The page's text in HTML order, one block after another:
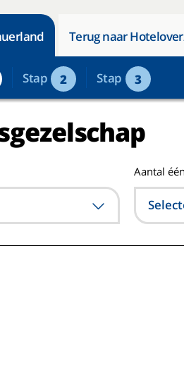
Terug naar
Stap 2 Stap 3
Aantal